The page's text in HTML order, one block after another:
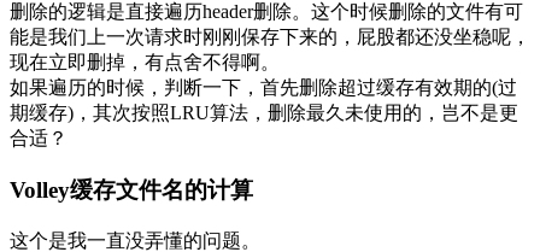
删除的逻辑是直接遍历header删除。这个时候删除的文件有可
能是我们上一次请求时刚刚保存下来的，屁股都还没坐稳呢，
现在立即删掉，有点舍不得啊。
如果遍历的时候，判断一下，首先删除超过缓存有效期的(过
期缓存)，其次按照LRU算法，删除最久未使用的，岂不是更
合适？
Volley缓存文件名的计算
这个是我一直没弄懂的问题。